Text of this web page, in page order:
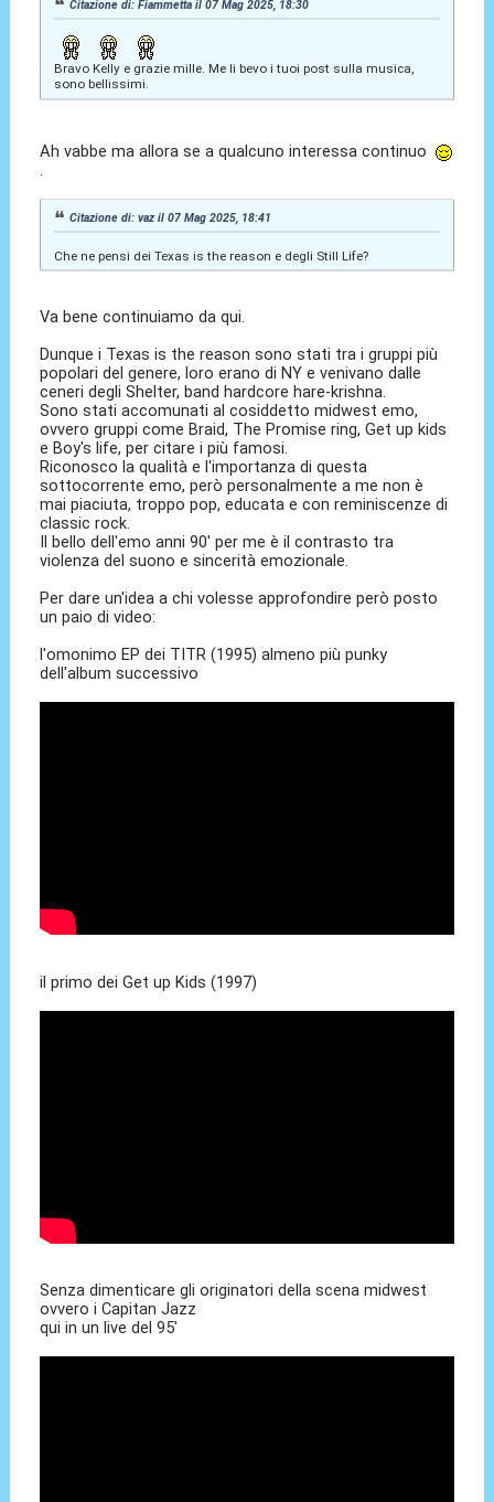
Citazione di: Fiammetta il 07 Mag 2025, 18:30
Bravo Kelly e grazie mille. Me li bevo i tuoi post sulla musica,
sono bellissimi.
Ah vabbe ma allora se a qualcuno interessa continuo
.
Citazione di: vaz il 07 Mag 2025, 18:41
Che ne pensi dei Texas is the reason e degli Still Life?
Va bene continuiamo da qui.
Dunque i Texas is the reason sono stati tra i gruppi più
popolari del genere, loro erano di NY e venivano dalle
ceneri degli Shelter, band hardcore hare-krishna.
Sono stati accomunati al cosiddetto midwest emo,
ovvero gruppi come Braid, The Promise ring, Get up kids
e Boy's life, per citare i più famosi.
Riconosco la qualità e l'importanza di questa
sottocorrente emo, però personalmente a me non è
mai piaciuta, troppo pop, educata e con reminiscenze di
classic rock.
Il bello dell'emo anni 90' per me è il contrasto tra
violenza del suono e sincerità emozionale.
Per dare un'idea a chi volesse approfondire però posto
un paio di video:
l'omonimo EP dei TITR (1995) almeno più punky
dell'album successivo
il primo dei Get up Kids (1997)
Senza dimenticare gli originatori della scena midwest
ovvero i Capitan Jazz
qui in un live del 95'